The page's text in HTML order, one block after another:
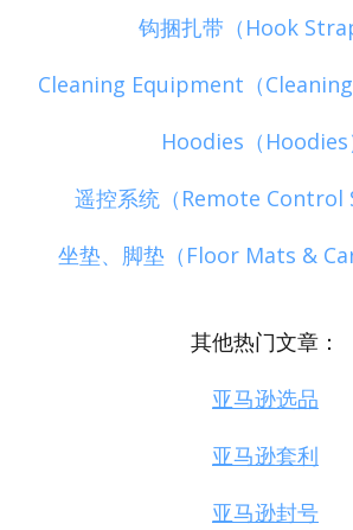
钩捆扎带（Hook
Cleaning Equipment（
Hoodies（Hoodies
遥控系统（Remote Control
坐垫、脚垫（Floor Mats &
其他热门文章：
亚马逊选品
亚马逊套利
亚马逊封号